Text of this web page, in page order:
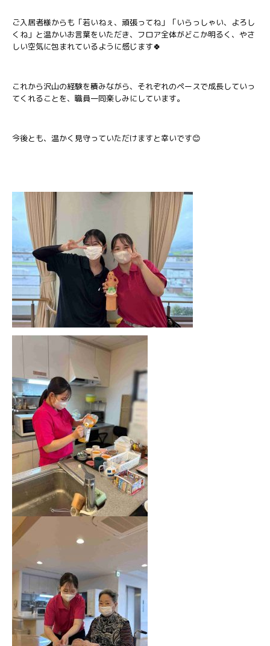
ご入居者様からも「若いねぇ、頑張ってね」「いらっしゃい、よろし
くね」と温かいお言葉をいただき、フロア全体がどこか明るく、やさ
しい空気に包まれているように感じます🍀
これから沢山の経験を積みながら、それぞれのペースで成長していっ
てくれることを、職員一同楽しみにしています。
今後とも、温かく見守っていただけますと幸いです😊